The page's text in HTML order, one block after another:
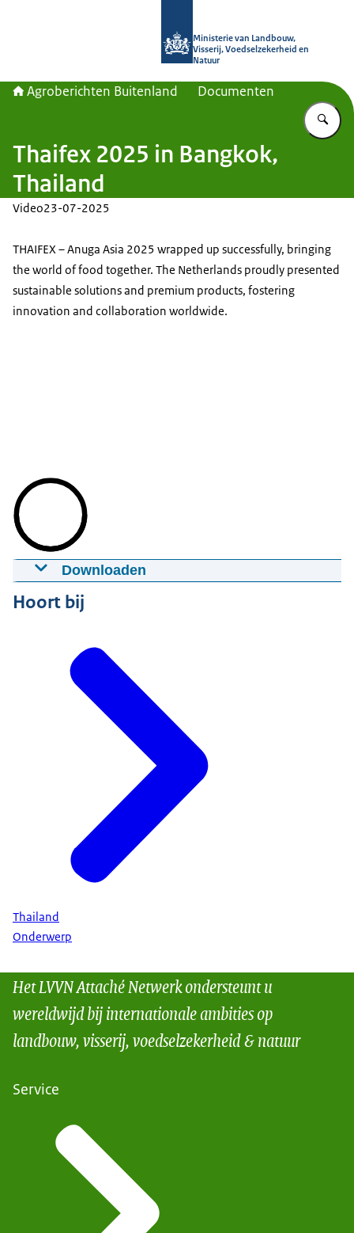
Ministerie van Landbouw,
Visserij, Voedselzekerheid en
Natuur
Agroberichten Buitenland Documenten
Thaifex 2025 in Bangkok,
Thailand
Video23-07-2025
THAIFEX – Anuga Asia 2025 wrapped up successfully, bringing
the world of food together. The Netherlands proudly presented
sustainable solutions and premium products, fostering
innovation and collaboration worldwide.
Downloaden
Thaifex 2025 in Bangkok, Thailand
23-07-2025
Hoort bij
Thailand
Onderwerp
Het LVVN Attaché Netwerk ondersteunt u
wereldwijd bij internationale ambities op
landbouw, visserij, voedselzekerheid & natuur
Service